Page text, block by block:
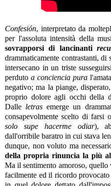
Confesión, interpretato da
per l'assoluta intensità della
sovrapporsi di lancinanti
drammaticamente contrastanti,
intersecano in un triste
perdutoa conciencia pura
negativo; ma la piange,
proprio dolore agli occhi della
Dalle letras emerge un
consapevolmente scelto di farsi
solo supe hacerme odiar),
dall'orribile baratro in cui stava
dunque, non voluto ma
della propria rinuncia la più
Ma il sentimento amoroso,
facilmente ed il ricordo